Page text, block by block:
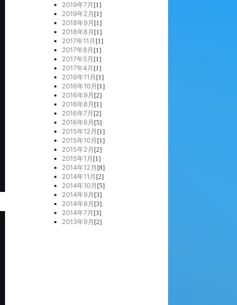
2019年7月 [1]
2019年2月 [1]
2018年9月 [1]
2018年8月 [1]
2017年11月 [1]
2017年8月 [1]
2017年5月 [1]
2017年4月 [1]
2016年11月 [1]
2016年10月 [1]
2016年9月 [2]
2016年8月 [1]
2016年7月 [2]
2016年6月 [5]
2015年12月 [1]
2015年10月 [1]
2015年2月 [2]
2015年1月 [1]
2014年12月 [8]
2014年11月 [2]
2014年10月 [5]
2014年9月 [3]
2014年8月 [3]
2014年7月 [3]
2013年9月 [2]